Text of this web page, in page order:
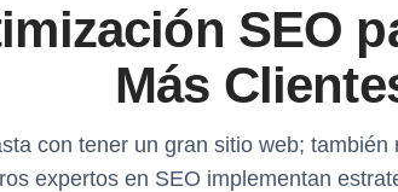
SEO
Más
con tener un gran sitio web; también
expertos en SEO implementan